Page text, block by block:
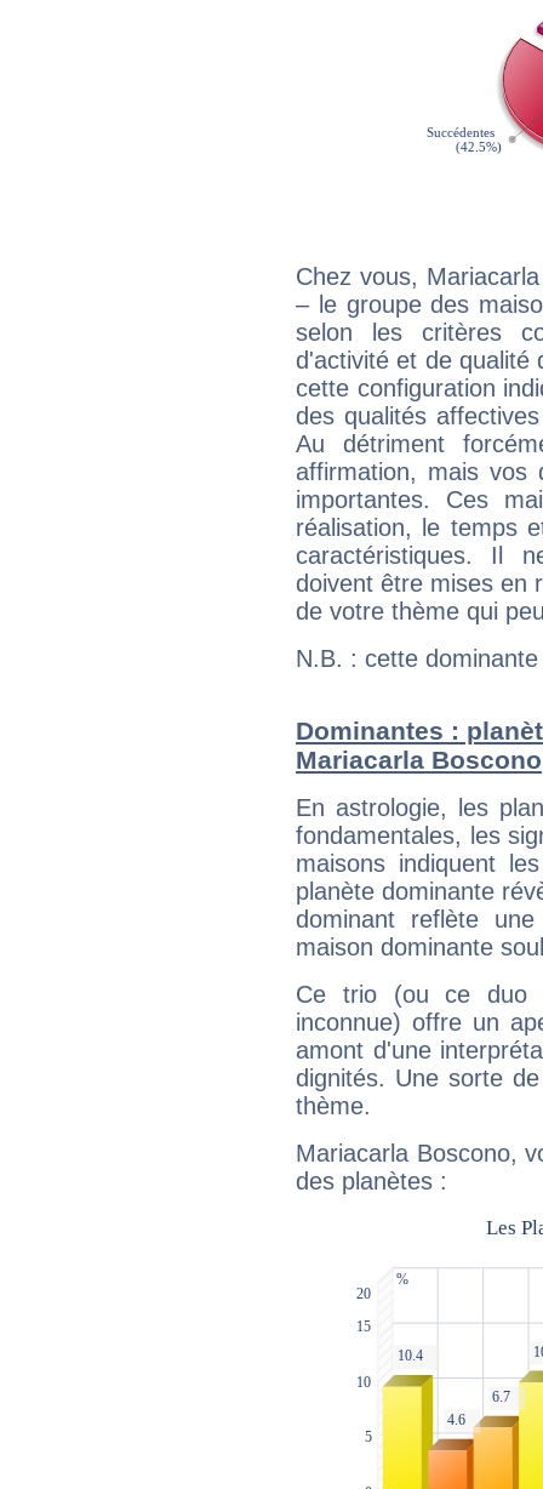
Chez vous,
– le groupe des
selon les critères
d'activité et de qualité
cette configuration
des qualités
Au détriment
affirmation, mais
importantes. Ces
réalisation, le temps
caractéristiques. Il
doivent être mises en
de votre thème qui
N.B. : cette
Dominantes :
Mariacarla Boscono
En astrologie, les
fondamentales, les
maisons indiquent
planète dominante
dominant reflète
maison dominante
Ce trio (ou ce duo
inconnue) offre un
amont d'une
dignités. Une sorte
thème.
Mariacarla Boscono,
des planètes :